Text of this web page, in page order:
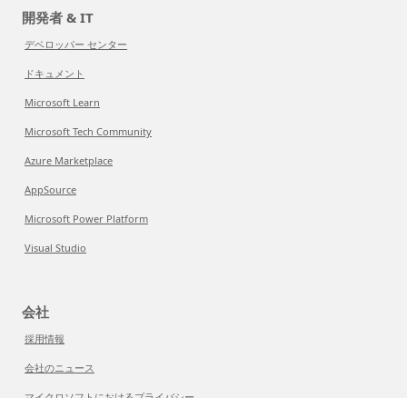
開発者 & IT
デベロッパー センター
ドキュメント
Microsoft Learn
Microsoft Tech Community
Azure Marketplace
AppSource
Microsoft Power Platform
Visual Studio
会社
採用情報
会社のニュース